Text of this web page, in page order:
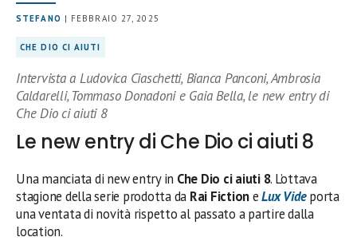
STEFANO | FEBBRAIO 27, 2025
CHE DIO CI AIUTI
Intervista a Ludovica Ciaschetti, Bianca Panconi, Ambrosia
Caldarelli, Tommaso Donadoni e Gaia Bella, le new entry di
Che Dio ci aiuti 8
Le new entry di Che Dio ci aiuti 8
Una manciata di new entry in Che Dio ci aiuti 8. L’ottava
stagione della serie prodotta da Rai FictioneLux Videporta
una ventata di novità rispetto al passato a partire dalla
location.